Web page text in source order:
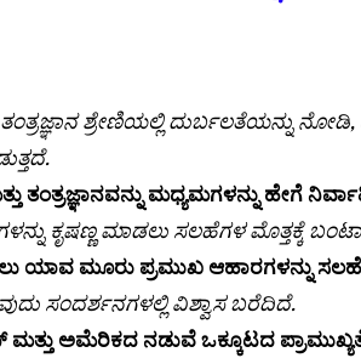
ಶ್ರೇಣಿಯಲ್ಲಿ ದುರ್ಬಲತೆಯನ್ನು ನೋಡಿ,
ಮಧ್ಯಮಗಳನ್ನು ಹೇಗೆ
ಕೃಷಣ್ಣ ಮಾಡಲು ಸಲಹೆಗಳ ಮೊತ್ತಕ್ಕೆ
ಯಾವ ಮೂರು ಪ್ರಮುಖ ಆಹಾರಗಳನ್ನು
ಸಂದರ್ಶನಗಳಲ್ಲಿ ವಿಶ್ವಾಸ ಬರೆದಿದೆ.
ಅಮೆರಿಕದ ನಡುವೆ ಒಕ್ಕೂಟದ